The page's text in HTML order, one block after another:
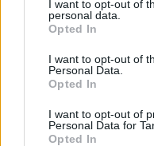
not limited to your visit
grant or deny consent to
use your data for below
consent section.
I want to opt-out of
personal data.
Opted In
I want to opt-out of
Personal Data.
Opted In
I want to opt-out of
Personal Data for
Opted In